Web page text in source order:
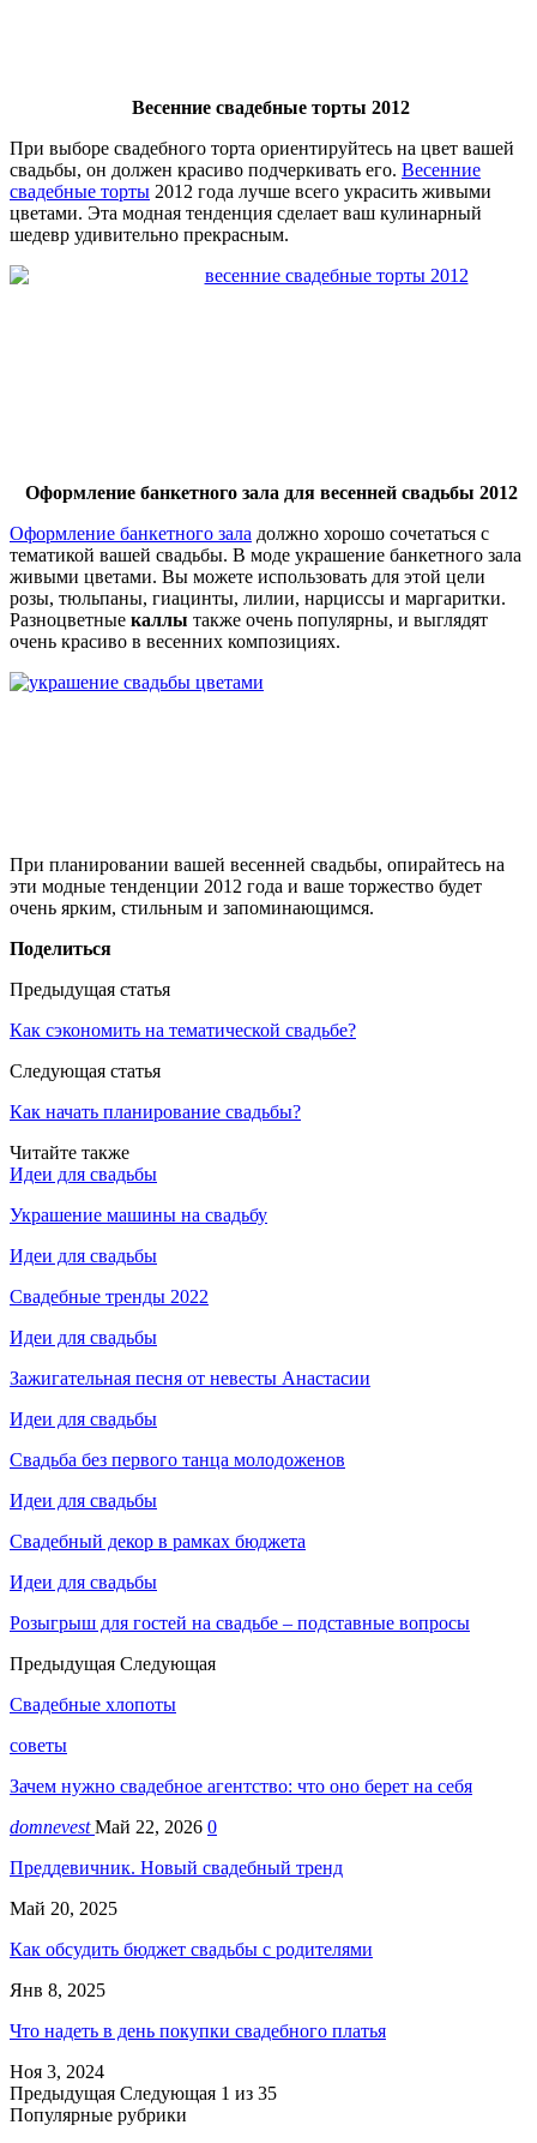
Весенние свадебные торты 2012
При выборе свадебного торта ориентируйтесь на цвет вашей
свадьбы, он должен красиво подчеркивать его. Весенние
свадебные торты 2012 года лучше всего украсить живыми
цветами. Эта модная тенденция сделает ваш кулинарный
шедевр удивительно прекрасным.
Оформление банкетного зала для весенней свадьбы 2012
Оформление банкетного зала должно хорошо сочетаться с
тематикой вашей свадьбы. В моде украшение банкетного зала
живыми цветами. Вы можете использовать для этой цели
розы, тюльпаны, гиацинты, лилии, нарциссы и маргаритки.
Разноцветные каллы также очень популярны, и выглядят
очень красиво в весенних композициях.
При планировании вашей весенней свадьбы, опирайтесь на
эти модные тенденции 2012 года и ваше торжество будет
очень ярким, стильным и запоминающимся.
Поделиться
Предыдущая статья
Как сэкономить на тематической свадьбе?
Следующая статья
Как начать планирование свадьбы?
Читайте также
Идеи для свадьбы
Украшение машины на свадьбу
Идеи для свадьбы
Свадебные тренды 2022
Идеи для свадьбы
Зажигательная песня от невесты Анастасии
Идеи для свадьбы
Свадьба без первого танца молодоженов
Идеи для свадьбы
Свадебный декор в рамках бюджета
Идеи для свадьбы
Розыгрыш для гостей на свадьбе – подставные вопросы
Предыдущая Следующая
Свадебные хлопоты
советы
Зачем нужно свадебное агентство: что оно берет на себя
domnevestМай 22, 2026 0
Преддевичник. Новый свадебный тренд
Май 20, 2025
Как обсудить бюджет свадьбы с родителями
Янв 8, 2025
Что надеть в день покупки свадебного платья
Ноя 3, 2024
Предыдущая Следующая 1 из 35
Популярные рубрики